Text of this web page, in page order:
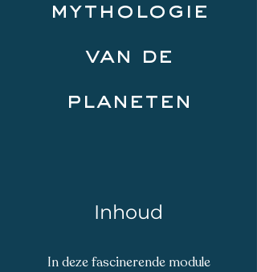
mythologie
van de
planeten
Inhoud
In deze fascinerende module